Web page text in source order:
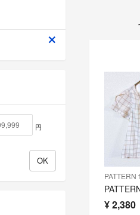
PATTERN
¥2,380
円